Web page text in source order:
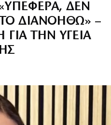
ΔΕΝ
ΔΙΑΝΟΗΘΩ» –
ΤΗΝ ΥΓΕΙΑ